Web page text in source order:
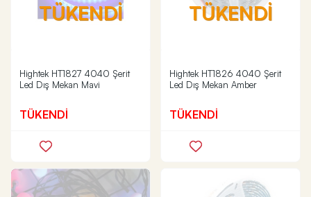
TÜKENDİ
Hightek HT1827 4040 Şerit
Led Dış Mekan Mavi
TÜKENDİ
TÜKENDİ
Hightek HT1826 4040 Şerit
Led Dış Mekan Amber
TÜKENDİ